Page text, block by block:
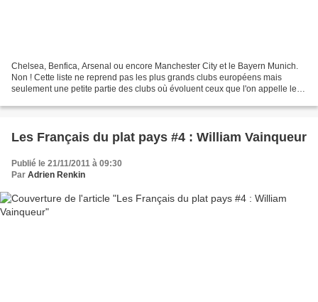
Chelsea, Benfica, Arsenal ou encore Manchester City et le Bayern Munich.
Non ! Cette liste ne reprend pas les plus grands clubs européens mais
seulement une petite partie des clubs où évoluent ceux que l'on appelle les
Les Français du plat pays #4 : William Vainqueur
Publié le 21/11/2011 à 09:30
Par Adrien Renkin